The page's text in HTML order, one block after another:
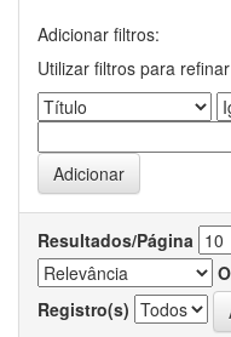
Adicionar filtros:
Utilizar filtros para
Resultados/Página
Registro(s)